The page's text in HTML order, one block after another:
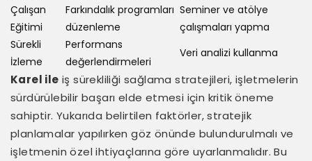
Çalışan
Eğitimi
Farkındalık programları
düzenleme
Seminer ve atölye
çalışmaları yapma
Sürekli
İzleme
Performans
değerlendirmeleri
Veri analizi kullanma
Karel ile iş sürekliliği sağlama stratejileri, işletmelerin
sürdürülebilir başarı elde etmesi için kritik öneme
sahiptir. Yukarıda belirtilen faktörler, stratejik
planlamalar yapılırken göz önünde bulundurulmalı ve
işletmenin özel ihtiyaçlarına göre uyarlanmalıdır. Bu